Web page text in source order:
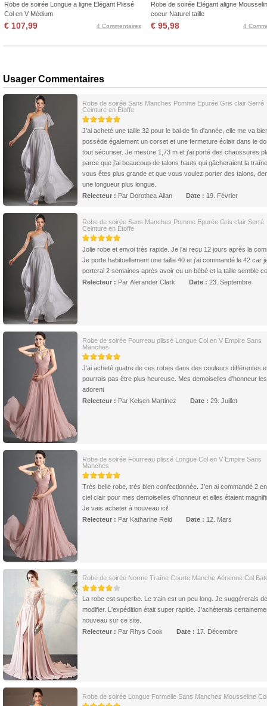
Robe de soirée Longue a ligne Elégant Plissé
Col en V Médium
€ 107,99 4 Commentaires
Robe de soirée Elégant aligne
coeur Naturel taille
€ 95,98 4
Usager Commentaires
Robe de soirée Sans Manches Pomme Epurée Gris clair Serré
Ceinture en Étoffe
J'ai acheté une taille 32 pour le bal de fin d'année, elle me va
possède également un corset et une fermeture éclair dans le
tout sécuriser. Je mesure 1,73 m et j'ai porté des chaussures
parce que j'ai beaucoup de talons hauts qui gâcheraient la
vous êtes plus grande et que vous voulez porter des talons,
une longueur plus longue.
Relecteur : Par Dorothea Allan Date : 19. Février
Robe de soirée Sans Manches Pomme Epurée Gris clair Serré
Ceinture en Étoffe
Jolie robe et envoi très rapide. Je l'ai reçu 12 jours après la
Je porte habituellement une taille 40 et j'ai commandé le 42 car
porterai 2 semaines après avoir eu un bébé et la taille semble
Relecteur : Par Alerander Clark Date : 23. Septembre
Robe de soirée Fourreau plissé Longue Col en V Empire Sans
Manches
J'ai acheté quatre de ces robes dans des couleurs différentes
pourrais pas être plus heureuse. Mes demoiselles d'honneur les
adorent
Relecteur : Par Kelsen Martinez Date : 29. Juillet
Robe de soirée Fourreau plissé Longue Col en V Empire Sans
Manches
Très belle robe, très bien confectionnée. J’en ai commandé 2
ciel clair pour mes demoiselles d’honneur et elles étaient
Je vais acheter à nouveau ici!
Relecteur : Par Katharine Reid Date : 12. Mars
Robe de soirée Norme Traîne Courte Manche Aérienne Col
La robe est superbe. Le train est un peu long. Je suggérerais de
modifier. L'expédition était super rapide. J'achèterais
nouveau sur ce site.
Relecteur : Par Rhys Cook Date : 17. Décembre
Robe de soirée Longue Formelle Sans Manches Mousseline